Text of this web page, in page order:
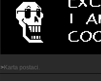
>Karta postaci.